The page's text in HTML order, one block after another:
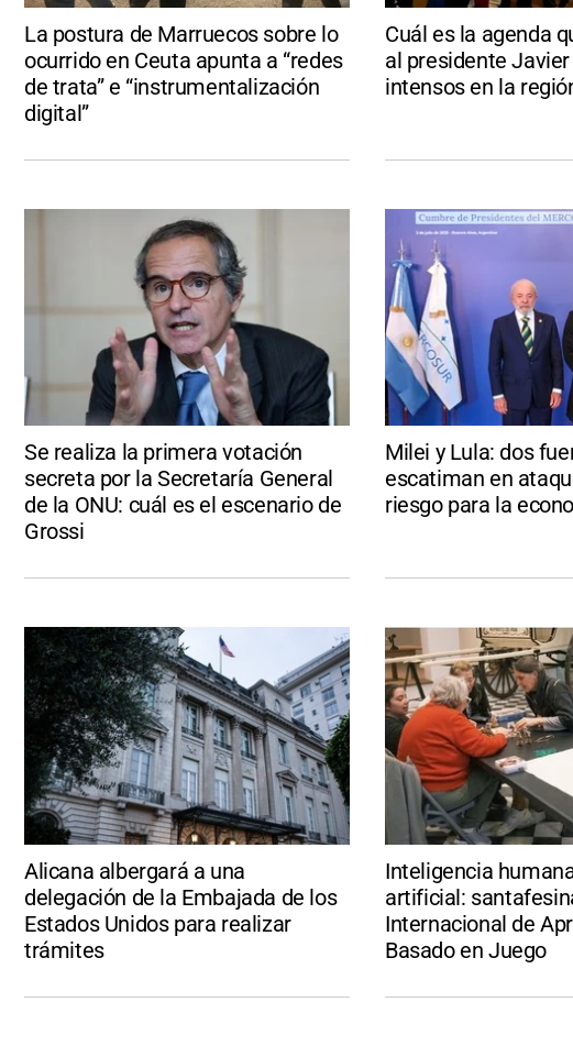
La postura de Marruecos sobre lo
ocurrido en Ceuta apunta a “redes
de trata” e “instrumentalización
digital”
Cuál es la agenda
al presidente
intensos en la
Se realiza la primera votación
secreta por la Secretaría General
de la ONU: cuál es el escenario de
Grossi
Milei y Lula: dos
escatiman en
riesgo para la
Alicana albergará a una
delegación de la Embajada de los
Estados Unidos para realizar
trámites
Inteligencia
artificial:
Internacional de
Basado en Juego